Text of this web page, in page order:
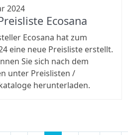
2024
Ecosana
Ecosana hat zum
eine neue Preisliste erstellt.
Sie sich nach dem
unter Preislisten /
herunterladen.